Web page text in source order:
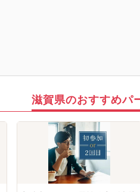
滋賀県のおすすめパ